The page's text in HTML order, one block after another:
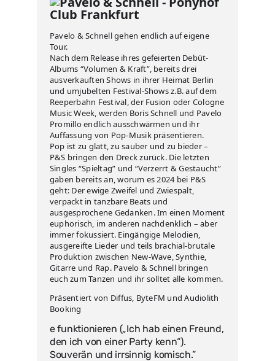
Pavelo & Schnell gehen endlich auf eigene
Tour.
Nach dem Release ihres gefeierten Debüt-
Albums “Volumen & Kraft”, bereits drei
ausverkauften Shows in ihrer Heimat Berlin
und umjubelten Festival-Shows z.B. auf dem
Reeperbahn Festival, der Fusion oder Cologne
Music Week, werden Boris Schnell und Pavelo
Promillo endlich ausschwärmen und ihr
Auffassung von Pop-Musik präsentieren.
Pop ist zu glatt, zu sauber und zu bieder –
P&S bringen den Dreck zurück. Die letzten
Singles “Spieltag” und “Verzerrt & Gestaucht”
gaben bereits an, worum es 2024 bei P&S
geht: Der ewige Zweifel und Zwiespalt,
verpackt in tanzbare Beats und
ausgesprochene Gedanken. Im einen Moment
euphorisch, im anderen nachdenklich – aber
immer fokussiert. Eingängige Melodien,
ausgereifte Lieder und teils brachial-brutale
Produktion zwischen New-Wave, Synthie,
Gitarre und Rap. Pavelo & Schnell bringen
euch zum Tanzen und ihr solltet alle kommen.
Präsentiert von Diffus, ByteFM und Audiolith
Booking
e funktionieren („Ich hab einen Freund,
den ich von einer Party kenn“).
Souverän und irrsinnig komisch.”